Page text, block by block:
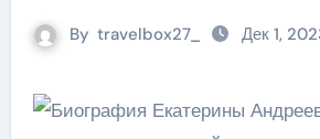
By travelbox27_ Дек 1,